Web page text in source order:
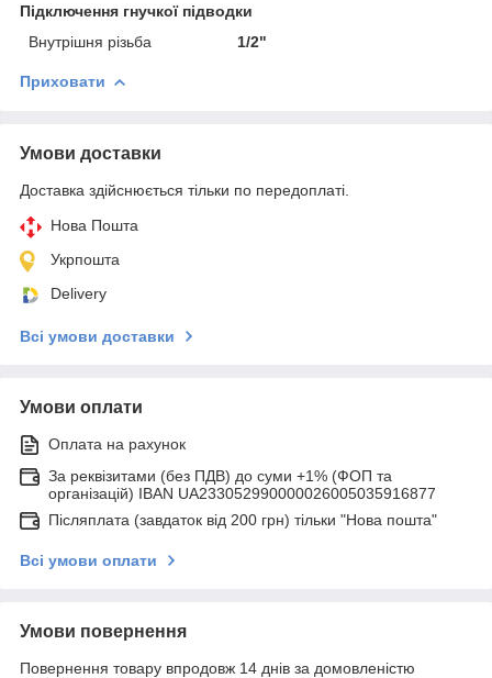
Підключення гнучкої підводки
Внутрішня різьба
1/2"
Приховати
Умови доставки
Доставка здійснюється тільки по передоплаті.
Нова Пошта
Укрпошта
Delivery
Всі умови доставки
Умови оплати
Оплата на рахунок
За реквізитами (без ПДВ) до суми +1% (ФОП та
організацій) IBAN UA233052990000026005035916877
Післяплата (завдаток від 200 грн) тільки "Нова пошта"
Всі умови оплати
Умови повернення
Повернення товару впродовж 14 днів за домовленістю